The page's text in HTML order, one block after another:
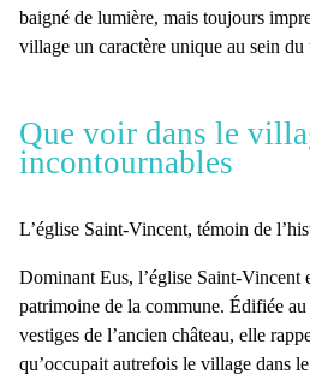
baigné de lumière, mais toujours
village un caractère unique au sein
Que voir dans le
incontournables
L’église Saint-Vincent, témoin de
Dominant Eus, l’église Saint-Vincent
patrimoine de la commune. Édifiée
vestiges de l’ancien château, elle
qu’occupait autrefois le village dans